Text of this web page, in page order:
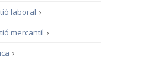
›
laboral
›
mercantil
›